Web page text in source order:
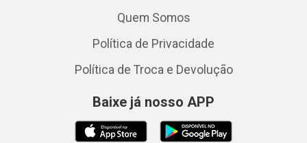
Quem Somos
Política de Privacidade
Política de Troca e Devolução
Baixe já nosso APP